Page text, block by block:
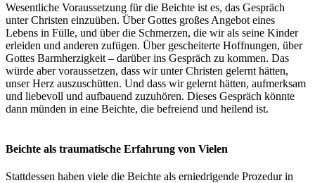
Wesentliche Voraussetzung für die Beichte ist es, das Gespräch
unter Christen einzuüben. Über Gottes großes Angebot eines
Lebens in Fülle, und über die Schmerzen, die wir als seine Kinder
erleiden und anderen zufügen. Über gescheiterte Hoffnungen, über
Gottes Barmherzigkeit – darüber ins Gespräch zu kommen. Das
würde aber voraussetzen, dass wir unter Christen gelernt hätten,
unser Herz auszuschütten. Und dass wir gelernt hätten, aufmerksam
und liebevoll und aufbauend zuzuhören. Dieses Gespräch könnte
dann münden in eine Beichte, die befreiend und heilend ist.
Beichte als traumatische Erfahrung von Vielen
Stattdessen haben viele die Beichte als erniedrigende Prozedur in